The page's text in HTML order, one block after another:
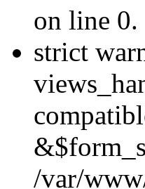
on line 0.
strict
/var/